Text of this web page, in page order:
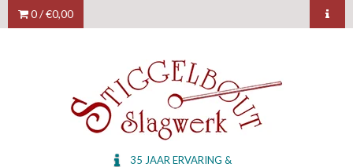
0 /€0,00
35 JAAR ERVARING &